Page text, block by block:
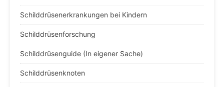
Schilddrüsenerkrankungen bei Kindern
Schilddrüsenforschung
Schilddrüsenguide (In eigener Sache)
Schilddrüsenknoten